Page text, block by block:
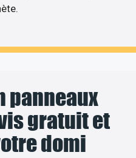
panneaux
gratuit et
domi